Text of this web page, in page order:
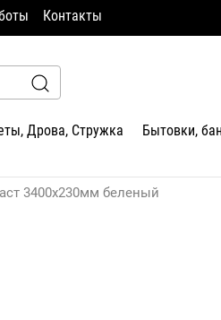
Контакты
Дрова, Стружка
Бытовки,
3400х230мм беленый